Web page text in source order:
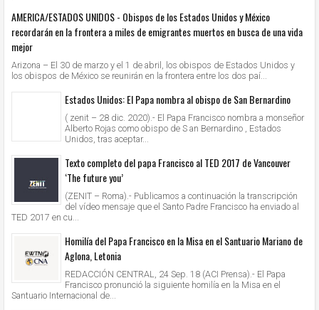
AMERICA/ESTADOS UNIDOS - Obispos de los Estados Unidos y México
recordarán en la frontera a miles de emigrantes muertos en busca de una vida
mejor
Arizona – El 30 de marzo y el 1 de abril, los obispos de Estados Unidos y
los obispos de México se reunirán en la frontera entre los dos paí...
Estados Unidos: El Papa nombra al obispo de San Bernardino
( zenit – 28 dic. 2020).- El Papa Francisco nombra a monseñor
Alberto Rojas como obispo de S an Bernardino , Estados
Unidos, tras aceptar...
Texto completo del papa Francisco al TED 2017 de Vancouver
‘The future you’
(ZENIT – Roma).- Publicamos a continuación la transcripción
del vídeo mensaje que el Santo Padre Francisco ha enviado al
TED 2017 en cu...
Homilía del Papa Francisco en la Misa en el Santuario Mariano de
Aglona, Letonia
REDACCIÓN CENTRAL, 24 Sep. 18 (ACI Prensa).- El Papa
Francisco pronunció la siguiente homilía en la Misa en el
Santuario Internacional de...